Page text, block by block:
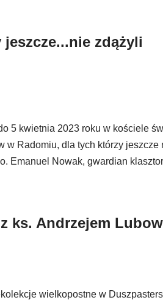
zdążyli
5 kwietnia 2023 roku w kościele
w Radomiu, dla tych którzy
Emanuel Nowak, gwardian
ks. Andrzejem
wielkopostne w